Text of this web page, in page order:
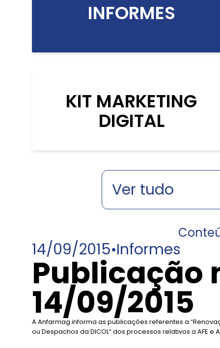
INFORMES
KIT MARKETING
DIGITAL
14/09/2015•Informes
Publicação
14/09/2015
A Anfarmag informa as publicações referentes a
ou Despachos da DICOL” dos processos relativos a AFE e